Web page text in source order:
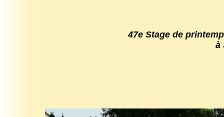
47e Stage de
à